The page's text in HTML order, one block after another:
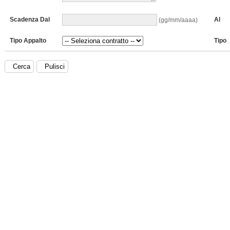
Scadenza Dal (gg/mm/aaaa) Al
Tipo Appalto Tipo